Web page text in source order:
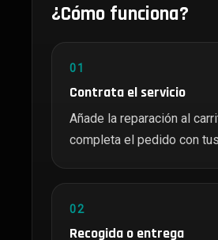
¿Cómo funciona?
01
Contrata el servicio
Añade la reparación al
completa el pedido con
02
Recogida o entrega